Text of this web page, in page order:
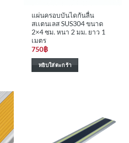
product
page
แผ่นครอบบันไดกันลื่น
สเเตนเลส SUS304 ขนาด
2×4 ซม. หนา 2 มม. ยาว 1
เมตร
750฿
หยิบใส่ตะกร้า